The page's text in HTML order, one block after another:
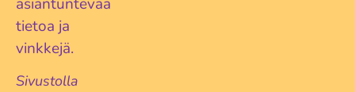
tietoa ja
vinkkejä.
Sivustolla